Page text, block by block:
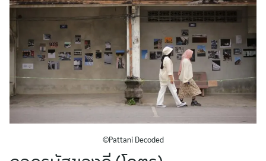
©Pattani Decoded